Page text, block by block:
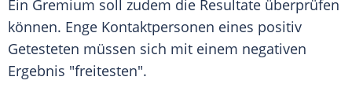
Ein Gremium soll zudem die Resultate überprüfen
können. Enge Kontaktpersonen eines positiv
Getesteten müssen sich mit einem negativen
Ergebnis "freitesten".